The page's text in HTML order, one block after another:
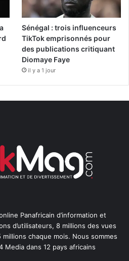
Sénégal : trois influenceurs
TikTok emprisonnés pour
des publications critiquant
Diomaye Faye
il y a 1 jour
Panafricain d’information et
d’utilisateurs, 8 millions des vues
chaque mois. Nous sommes
Media dans 12 pays africains